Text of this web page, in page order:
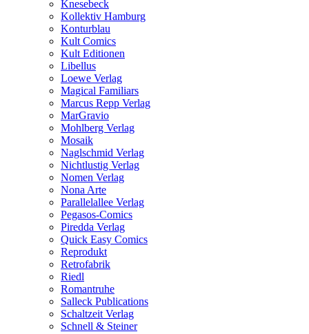
Knesebeck
Kollektiv Hamburg
Konturblau
Kult Comics
Kult Editionen
Libellus
Loewe Verlag
Magical Familiars
Marcus Repp Verlag
MarGravio
Mohlberg Verlag
Mosaik
Naglschmid Verlag
Nichtlustig Verlag
Nomen Verlag
Nona Arte
Parallelallee Verlag
Pegasos-Comics
Piredda Verlag
Quick Easy Comics
Reprodukt
Retrofabrik
Riedl
Romantruhe
Salleck Publications
Schaltzeit Verlag
Schnell & Steiner